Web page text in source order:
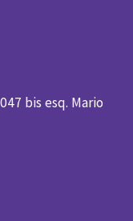
bis esq. Mario